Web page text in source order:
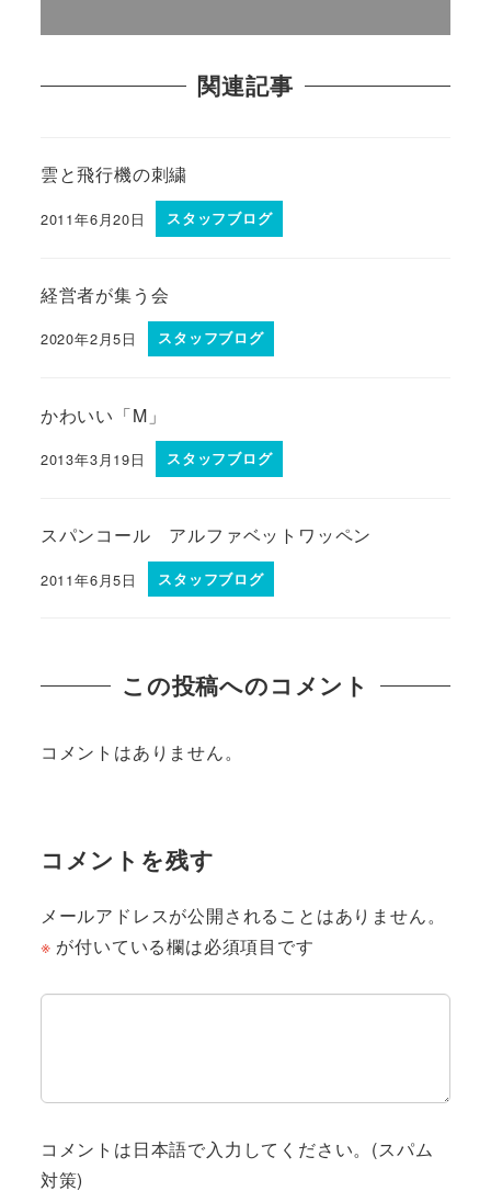
関連記事
雲と飛行機の刺繍
2011年6月20日 スタッフブログ
経営者が集う会
2020年2月5日 スタッフブログ
かわいい「M」
2013年3月19日 スタッフブログ
スパンコール アルファベットワッペン
2011年6月5日 スタッフブログ
この投稿へのコメント
コメントはありません。
コメントを残す
メールアドレスが公開されることはありません。
※ が付いている欄は必須項目です
コメントは日本語で入力してください。(スパム
対策)